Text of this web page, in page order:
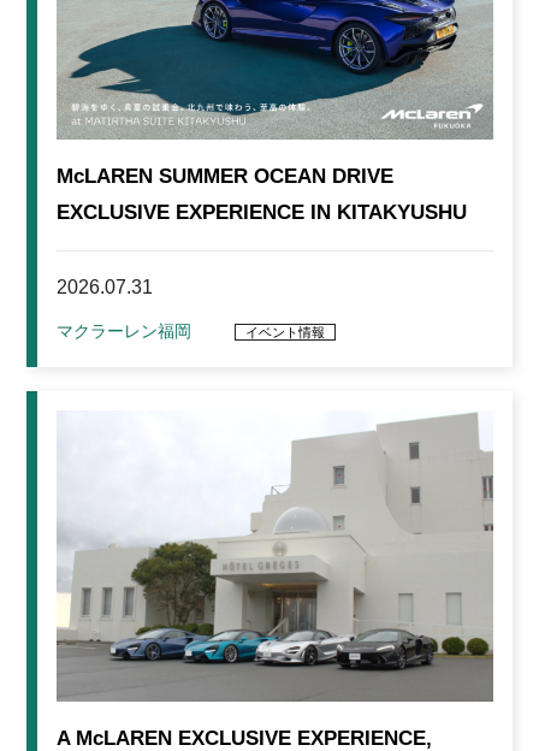
McLAREN SUMMER OCEAN DRIVE
EXCLUSIVE EXPERIENCE IN KITAKYUSHU
2026.07.31
マクラーレン福岡 イベント情報
A McLAREN EXCLUSIVE EXPERIENCE,